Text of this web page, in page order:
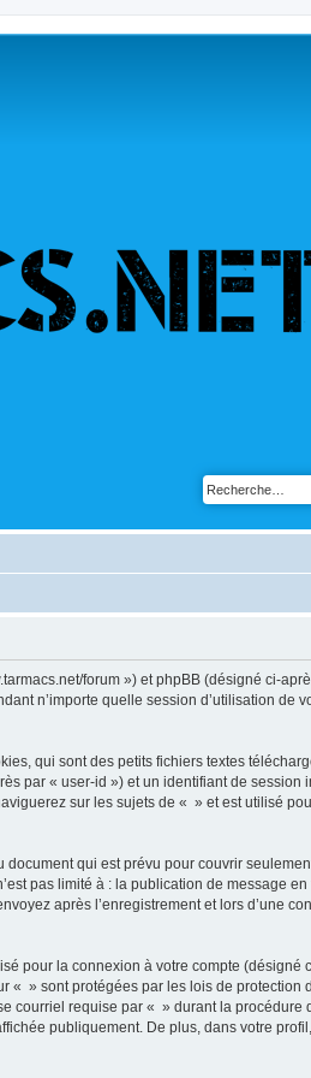
forum ») et phpBB (désigné ci-
n’importe quelle session d’utilisation de
qui sont des petits fichiers textes
par « user-id ») et un identifiant de session
sur les sujets de « » et est utilisé
qui est prévu pour couvrir
pas limité à : la publication de message en
après l’enregistrement et lors d’une
pour la connexion à votre compte (désigné
« » sont protégées par les lois de protection
courriel requise par « » durant la procédure
publiquement. De plus, dans votre